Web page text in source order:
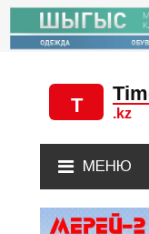
МЕНЮ